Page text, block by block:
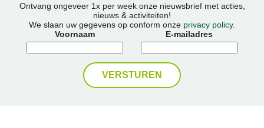
Ontvang ongeveer 1x per week onze nieuwsbrief met acties,
nieuws & activiteiten!
We slaan uw gegevens op conform onze privacy policy.
Voornaam
E-mailadres